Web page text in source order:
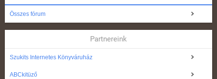
Összes fórum
Partnereink
Szukits Internetes Könyváruház
ABCkitüző